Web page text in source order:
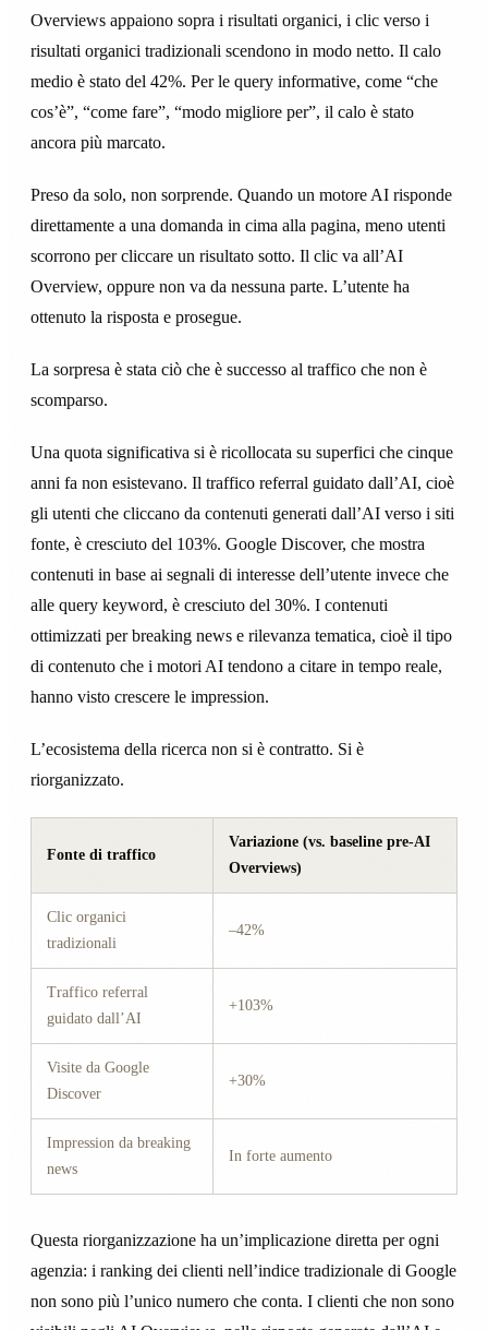
Overviews appaiono sopra i risultati organici, i clic verso i
risultati organici tradizionali scendono in modo netto. Il calo
medio è stato del 42%. Per le query informative, come “che
cos’è”, “come fare”, “modo migliore per”, il calo è stato
ancora più marcato.
Preso da solo, non sorprende. Quando un motore AI risponde
direttamente a una domanda in cima alla pagina, meno utenti
scorrono per cliccare un risultato sotto. Il clic va all’AI
Overview, oppure non va da nessuna parte. L’utente ha
ottenuto la risposta e prosegue.
La sorpresa è stata ciò che è successo al traffico che non è
scomparso.
Una quota significativa si è ricollocata su superfici che cinque
anni fa non esistevano. Il traffico referral guidato dall’AI, cioè
gli utenti che cliccano da contenuti generati dall’AI verso i siti
fonte, è cresciuto del 103%. Google Discover, che mostra
contenuti in base ai segnali di interesse dell’utente invece che
alle query keyword, è cresciuto del 30%. I contenuti
ottimizzati per breaking news e rilevanza tematica, cioè il tipo
di contenuto che i motori AI tendono a citare in tempo reale,
hanno visto crescere le impression.
L’ecosistema della ricerca non si è contratto. Si è
riorganizzato.
Fonte di traffico
Variazione (vs. baseline pre-AI
Overviews)
Clic organici
tradizionali
–42%
Traffico referral
guidato dall’AI
+103%
Visite da Google
Discover
+30%
Impression da breaking
news
In forte aumento
Questa riorganizzazione ha un’implicazione diretta per ogni
agenzia: i ranking dei clienti nell’indice tradizionale di Google
non sono più l’unico numero che conta. I clienti che non sono